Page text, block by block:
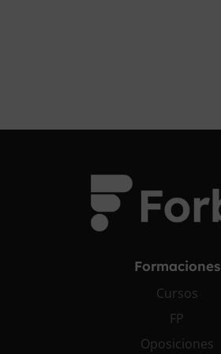
Formaciones
Cursos
FP
Oposiciones